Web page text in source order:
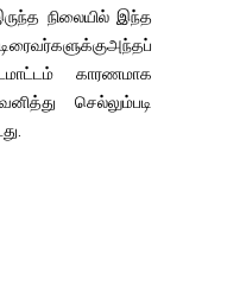
நிலையில் இந்த
காரணமாக
செல்லும்படி